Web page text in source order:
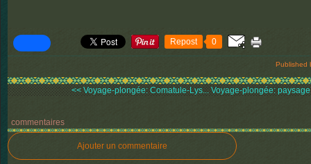
Repost 0
Published
<< Voyage-plongée: Comatule-Lys... Voyage-plongée:
commentaires
Ajouter un commentaire